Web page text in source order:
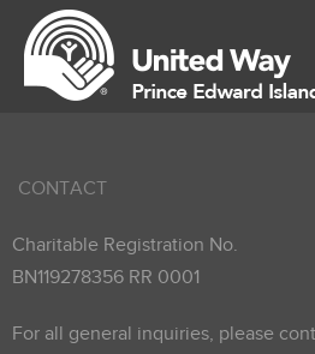
CONTACT
Charitable Registration No.
BN119278356 RR 0001
For all general inquiries, please